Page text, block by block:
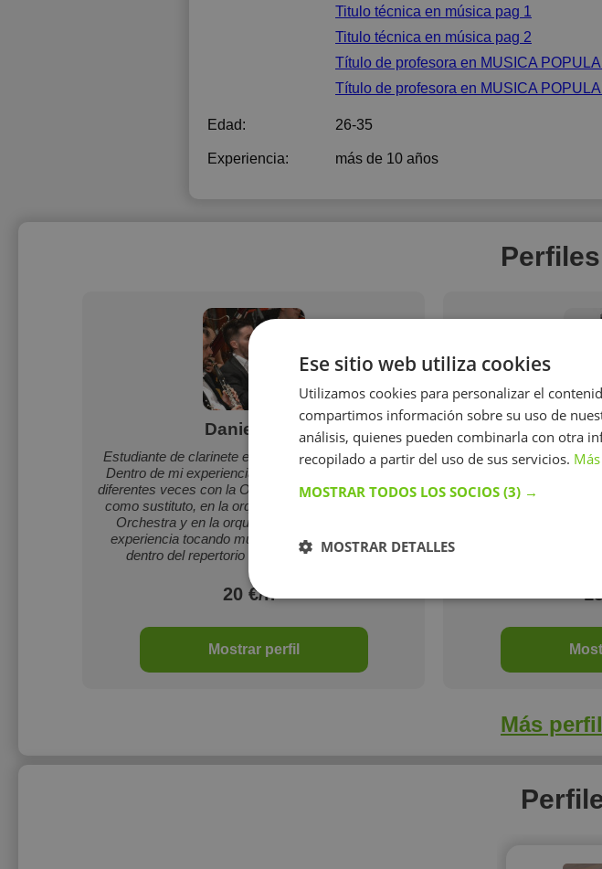
Titulo técnica en música pag 1
Titulo técnica en música pag 2
Título de profesora en MUSICA
Título de profesora en MUSICA
Edad: 26-35
Experiencia: más de 10 años
Daniel Tena
Estudiante de clarinete en la Universidad de Viena.
Dentro de mi experiencia personal, he colaborado
diferentes veces con la Orquesta Sinfónica de Viena
como sustituto, en la orquesta Webern Symphony
Orchestra y en la orquesta de Valencia. Tengo
experiencia tocando música sinfónica y también
dentro del repertorio de música de cámara.
20 €/h
Mostrar perfil
Diego
artist - architect by
Más
Ese sitio web utiliza cookies
Utilizamos cookies para personalizar el
compartimos información sobre su uso de
análisis, quienes pueden combinarla con otra
recopilado a partir del uso de sus servicios.
MOSTRAR TODOS LOS SOCIOS (3) →
MOSTRAR DETALLES